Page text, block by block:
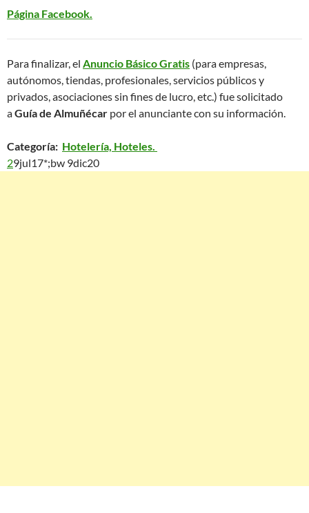
Página Facebook.
Para finalizar, el Anuncio Básico Gratis (para empresas,
autónomos, tiendas, profesionales, servicios públicos y
privados, asociaciones sin fines de lucro, etc.) fue solicitado
aGuía de Almuñécar por el anunciante con su información.
Categoría: Hotelería, Hoteles.
29jul17*;bw 9dic20